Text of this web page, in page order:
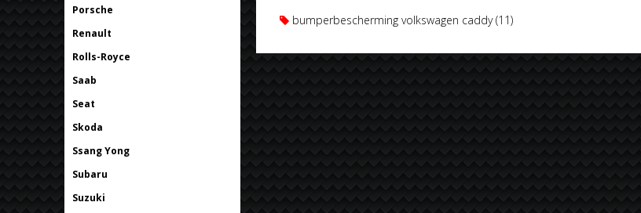
Porsche
Renault
Rolls-Royce
Saab
Seat
Skoda
Ssang Yong
Subaru
Suzuki
bumperbescherming volkswagen caddy (11)